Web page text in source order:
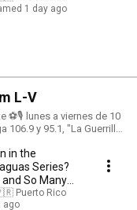
1 day ago
L-V
⚽🎙️ lunes a viernes de 10
y 95.1, "La Guerrilla"
lunes a viernes de 10 a
sino que electrifica a su
💥🎉 🎧 Una
es la esencia de "La
6342 hasta encuestas en
in the
Series?
So Many
Puerto Rico
ago